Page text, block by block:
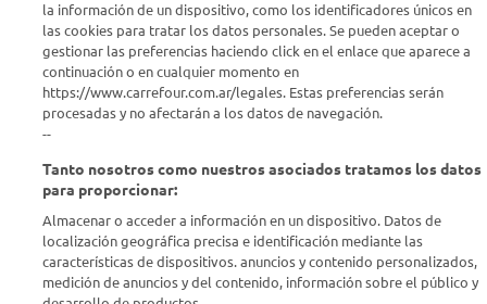
Comprá Online
Enterate de nuestras ofertas
Dejanos tu mail para recibir todas las ofertas y promociones antes
ENVIAR
la información de un dispositivo, como los identificadores únicos en
las cookies para tratar los datos personales. Se pueden aceptar o
gestionar las preferencias haciendo click en el enlace que aparece a
continuación o en cualquier momento en
https://www.carrefour.com.ar/legales. Estas preferencias serán
procesadas y no afectarán a los datos de navegación.
--
Tanto nosotros como nuestros asociados tratamos los datos
para proporcionar:
Almacenar o acceder a información en un dispositivo. Datos de
localización geográfica precisa e identificación mediante las
características de dispositivos. anuncios y contenido personalizados,
medición de anuncios y del contenido, información sobre el público y